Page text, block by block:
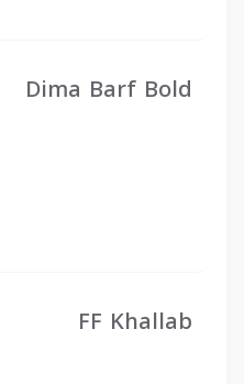
Dima Barf Bold
FF Khallab